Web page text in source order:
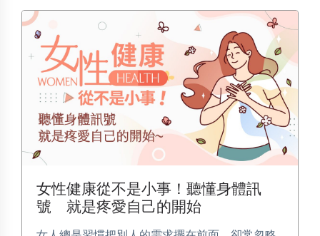
女性健康從不是小事！聽懂身體訊
號 就是疼愛自己的開始